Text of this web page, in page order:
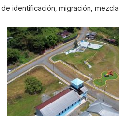
identificación, migración,